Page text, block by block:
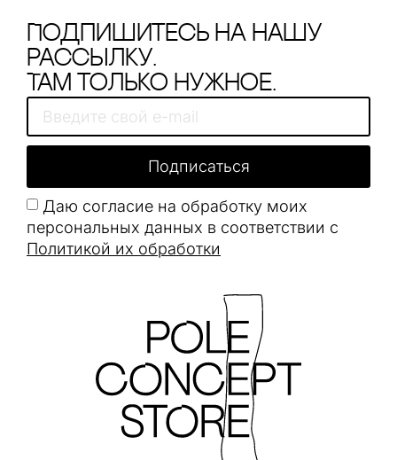
Подпишитесь на нашу
рассылку.
Там только нужное.
Даю согласие на обработку моих
персональных данных в соответствии с
Политикой их обработки
Подписаться